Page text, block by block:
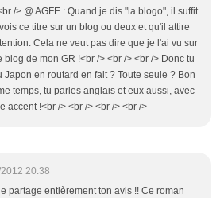
/> @ AGFE : Quand je dis "la blogo", il suffit
ce titre sur un blog ou deux et qu'il attire
Cela ne veut pas dire que je l'ai vu sur
blog de mon GR !<br /> <br /> <br /> Donc tu
Japon en routard en fait ? Toute seule ? Bon
temps, tu parles anglais et eux aussi, avec
accent !<br /> <br /> <br /> <br />
20:38
partage entièrement ton avis !! Ce roman